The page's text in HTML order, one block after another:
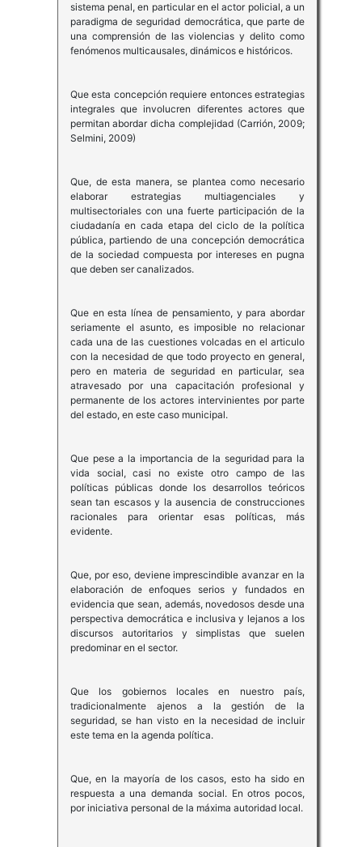
sistema penal, en particular en el actor policial, a un
paradigma de seguridad democrática, que parte de
una comprensión de las violencias y delito como
fenómenos multicausales, dinámicos e históricos.
Que esta concepción requiere entonces estrategias
integrales que involucren diferentes actores que
permitan abordar dicha complejidad (Carrión, 2009;
Selmini, 2009)
Que, de esta manera, se plantea como necesario
elaborar estrategias multiagenciales y
multisectoriales con una fuerte participación de la
ciudadanía en cada etapa del ciclo de la política
pública, partiendo de una concepción democrática
de la sociedad compuesta por intereses en pugna
que deben ser canalizados.
Que en esta línea de pensamiento, y para abordar
seriamente el asunto, es imposible no relacionar
cada una de las cuestiones volcadas en el articulo
con la necesidad de que todo proyecto en general,
pero en materia de seguridad en particular, sea
atravesado por una capacitación profesional y
permanente de los actores intervinientes por parte
del estado, en este caso municipal.
Que pese a la importancia de la seguridad para la
vida social, casi no existe otro campo de las
políticas públicas donde los desarrollos teóricos
sean tan escasos y la ausencia de construcciones
racionales para orientar esas políticas, más
evidente.
Que, por eso, deviene imprescindible avanzar en la
elaboración de enfoques serios y fundados en
evidencia que sean, además, novedosos desde una
perspectiva democrática e inclusiva y lejanos a los
discursos autoritarios y simplistas que suelen
predominar en el sector.
Que los gobiernos locales en nuestro país,
tradicionalmente ajenos a la gestión de la
seguridad, se han visto en la necesidad de incluir
este tema en la agenda política.
Que, en la mayoría de los casos, esto ha sido en
respuesta a una demanda social. En otros pocos,
por iniciativa personal de la máxima autoridad local.